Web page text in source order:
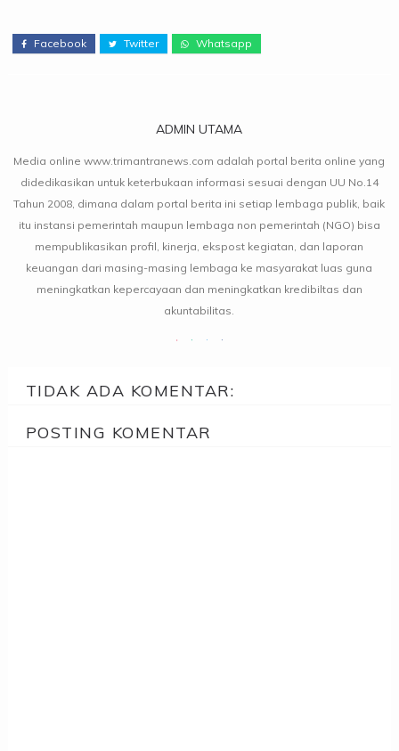
Facebook Twitter Whatsapp
ADMIN UTAMA
Media online www.trimantranews.com adalah portal berita online yang
didedikasikan untuk keterbukaan informasi sesuai dengan UU No.14
Tahun 2008, dimana dalam portal berita ini setiap lembaga publik, baik
itu instansi pemerintah maupun lembaga non pemerintah (NGO) bisa
mempublikasikan profil, kinerja, ekspost kegiatan, dan laporan
keuangan dari masing-masing lembaga ke masyarakat luas guna
meningkatkan kepercayaan dan meningkatkan kredibiltas dan
akuntabilitas.
TIDAK ADA KOMENTAR:
POSTING KOMENTAR